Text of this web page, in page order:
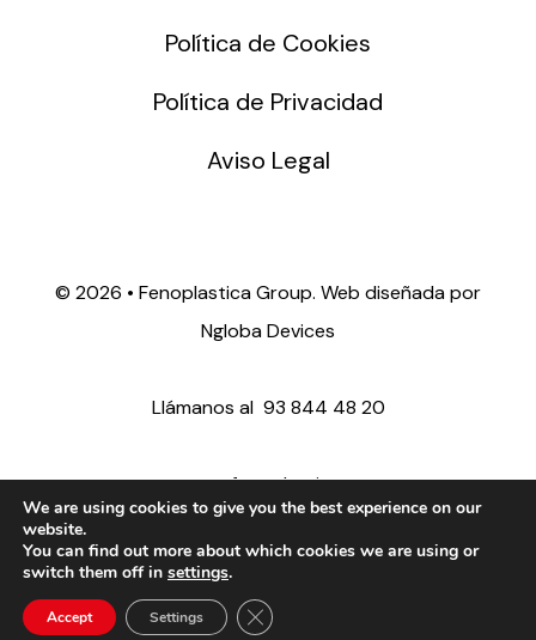
Política de Cookies
Política de Privacidad
Aviso Legal
© 2026 • Fenoplastica Group. Web diseñada por
Ngloba Devices
Llámanos al 93 844 48 20
ventas@fenoplastica.com
export@fenoplastica.com
We are using cookies to give you the best experience on our
website.
You can find out more about which cookies we are using or
switch them off in settings.
Accept Settings Close GDPR Cookie Banner